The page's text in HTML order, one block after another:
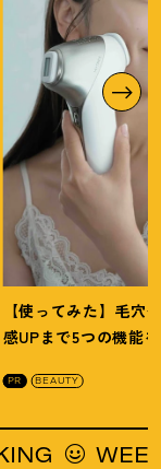
【使ってみた】毛穴
感UPまで5つの機能
PR BEAUTY
WEEKLY